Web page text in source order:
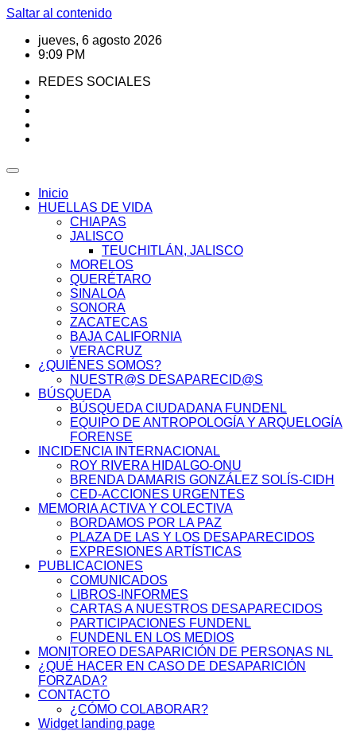
Saltar al contenido
jueves, 6 agosto 2026
9:09 PM
REDES SOCIALES
Inicio
HUELLAS DE VIDA
CHIAPAS
JALISCO
TEUCHITLÁN, JALISCO
MORELOS
QUERÉTARO
SINALOA
SONORA
ZACATECAS
BAJA CALIFORNIA
VERACRUZ
¿QUIÉNES SOMOS?
NUESTR@S DESAPARECID@S
BÚSQUEDA
BÚSQUEDA CIUDADANA FUNDENL
EQUIPO DE ANTROPOLOGÍA Y ARQUELOGÍA
FORENSE
INCIDENCIA INTERNACIONAL
ROY RIVERA HIDALGO-ONU
BRENDA DAMARIS GONZÁLEZ SOLÍS-CIDH
CED-ACCIONES URGENTES
MEMORIA ACTIVA Y COLECTIVA
BORDAMOS POR LA PAZ
PLAZA DE LAS Y LOS DESAPARECIDOS
EXPRESIONES ARTÍSTICAS
PUBLICACIONES
COMUNICADOS
LIBROS-INFORMES
CARTAS A NUESTROS DESAPARECIDOS
PARTICIPACIONES FUNDENL
FUNDENL EN LOS MEDIOS
MONITOREO DESAPARICIÓN DE PERSONAS NL
¿QUÉ HACER EN CASO DE DESAPARICIÓN
FORZADA?
CONTACTO
¿CÓMO COLABORAR?
Widget landing page